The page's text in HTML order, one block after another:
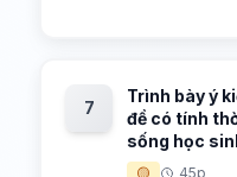
7
Trình bày ý
đề có tính
sống học
🟡 45p